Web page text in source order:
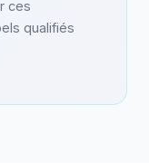
ces
qualifiés